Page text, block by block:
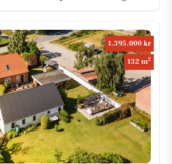
1.395.000 kr
132 m2